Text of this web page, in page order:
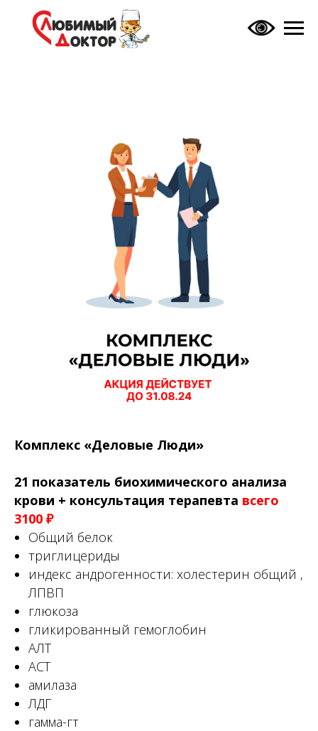
Комплекс «Деловые Люди»
21 показатель биохимического анализа
крови + консультация терапевта всего
3100 ₽
Общий белок
триглицериды
индекс андрогенности: холестерин общий ‚
ЛПВП
глюкоза
гликированный гемоглобин
АЛТ
АСТ
амилаза
ЛДГ
гамма-гт